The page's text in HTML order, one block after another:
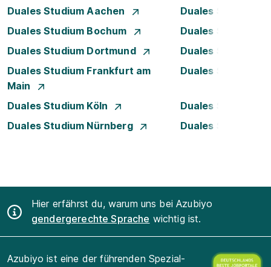
Duales Studium Aachen
Duales Studium
Duales Studium Bochum
Duales Studium
Duales Studium Dortmund
Duales Studium
Duales Studium Frankfurt am
Main
Duales Studium
Duales Studium Köln
Duales Studium
Duales Studium Nürnberg
Duales Studium
Hier erfährst du, warum uns bei Azubiyo
gendergerechte Sprache wichtig ist.
Azubiyo ist eine der führenden Spezial-